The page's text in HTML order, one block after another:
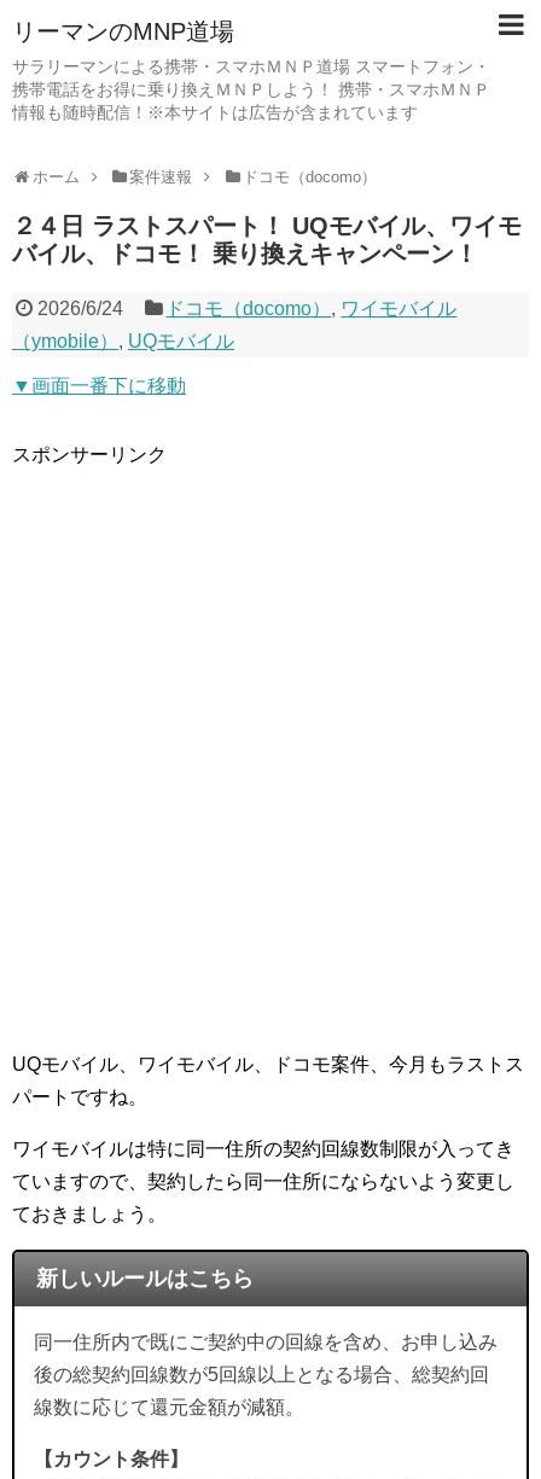
リーマンのMNP道場
サラリーマンによる携帯・スマホＭＮＰ道場 スマートフォン・
携帯電話をお得に乗り換えＭＮＰしよう！ 携帯・スマホＭＮＰ
情報も随時配信！※本サイトは広告が含まれています
ホーム 案件速報 ドコモ（docomo）
２４日 ラストスパート！ UQモバイル、ワイモ
バイル、ドコモ！ 乗り換えキャンペーン！
2026/6/24 ドコモ（docomo） , ワイモバイル
（ymobile） , UQモバイル
▼画面一番下に移動
スポンサーリンク
UQモバイル、ワイモバイル、ドコモ案件、今月もラストス
パートですね。
ワイモバイルは特に同一住所の契約回線数制限が入ってき
ていますので、契約したら同一住所にならないよう変更し
ておきましょう。
新しいルールはこちら
同一住所内で既にご契約中の回線を含め、お申し込み
後の総契約回線数が5回線以上となる場合、総契約回
線数に応じて還元金額が減額。
【カウント条件】